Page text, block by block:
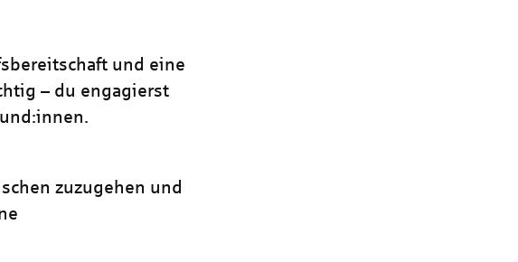
und eine
– du engagierst
zuzugehen und